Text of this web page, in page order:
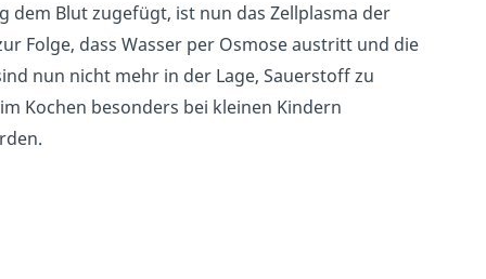
dem Blut zugefügt, ist nun das Zellplasma der
Folge, dass Wasser per Osmose austritt und die
nun nicht mehr in der Lage, Sauerstoff zu
Kochen besonders bei kleinen Kindern